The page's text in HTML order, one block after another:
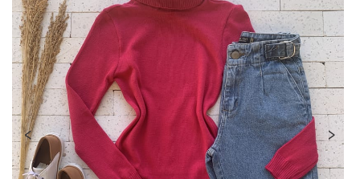
‹ ›